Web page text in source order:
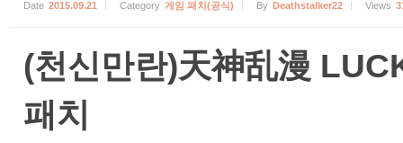
Date 2015.09.21 Category 게임 패치(공식) By Deathstalker22 Views
(천신만란)天神乱漫
패치